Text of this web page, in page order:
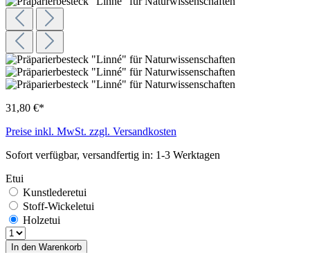
31,80 €*
Preise inkl. MwSt. zzgl. Versandkosten
Sofort verfügbar, versandfertig in: 1-3 Werktagen
Etui
Kunstlederetui
Stoff-Wickeletui
Holzetui
In den Warenkorb